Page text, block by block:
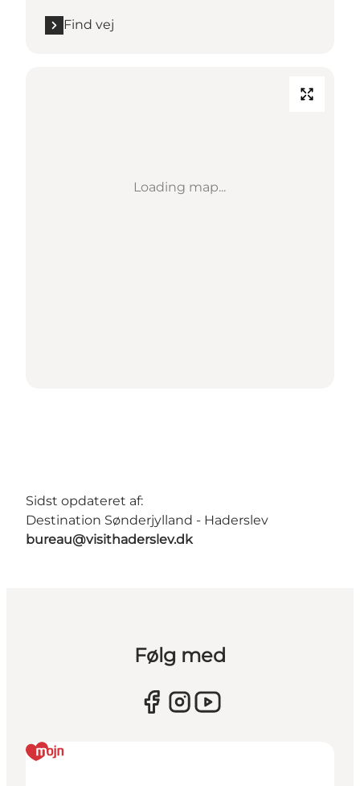
Find vej
Loading map...
Sidst opdateret af:
Destination Sønderjylland - Haderslev
bureau@visithaderslev.dk
Følg med